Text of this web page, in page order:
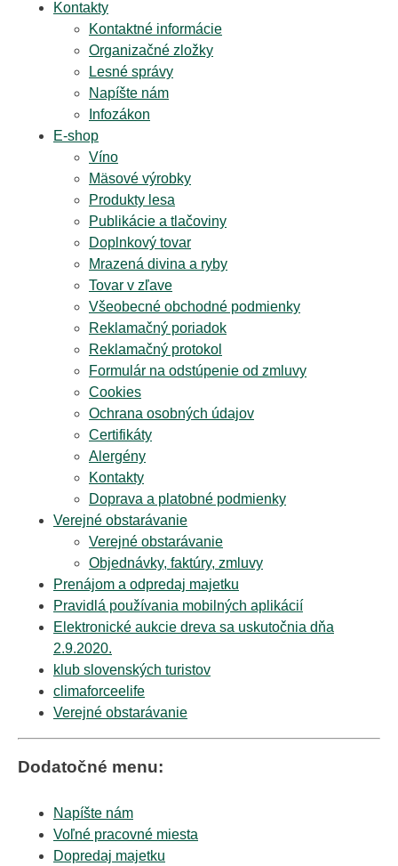
Kontakty
Kontaktné informácie
Organizačné zložky
Lesné správy
Napíšte nám
Infozákon
E-shop
Víno
Mäsové výrobky
Produkty lesa
Publikácie a tlačoviny
Doplnkový tovar
Mrazená divina a ryby
Tovar v zľave
Všeobecné obchodné podmienky
Reklamačný poriadok
Reklamačný protokol
Formulár na odstúpenie od zmluvy
Cookies
Ochrana osobných údajov
Certifikáty
Alergény
Kontakty
Doprava a platobné podmienky
Verejné obstarávanie
Verejné obstarávanie
Objednávky, faktúry, zmluvy
Prenájom a odpredaj majetku
Pravidlá používania mobilných aplikácií
Elektronické aukcie dreva sa uskutočnia dňa
2.9.2020.
klub slovenských turistov
climaforceelife
Verejné obstarávanie
Dodatočné menu:
Napíšte nám
Voľné pracovné miesta
Dopredaj majetku